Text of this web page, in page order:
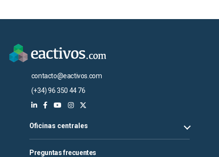
contacto@eactivos.com
(+34) 96 350 44 76
Oficinas centrales
Preguntas frecuentes